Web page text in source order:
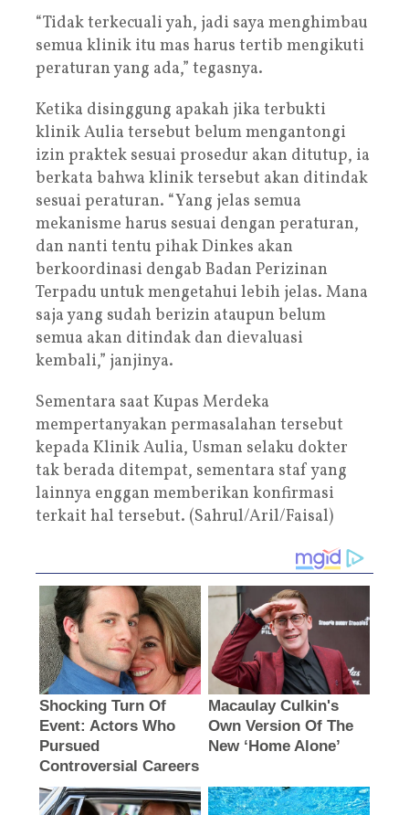
“Tidak terkecuali yah, jadi saya menghimbau
semua klinik itu mas harus tertib mengikuti
peraturan yang ada,” tegasnya.
Ketika disinggung apakah jika terbukti
klinik Aulia tersebut belum mengantongi
izin praktek sesuai prosedur akan ditutup, ia
berkata bahwa klinik tersebut akan ditindak
sesuai peraturan. “Yang jelas semua
mekanisme harus sesuai dengan peraturan,
dan nanti tentu pihak Dinkes akan
berkoordinasi dengab Badan Perizinan
Terpadu untuk mengetahui lebih jelas. Mana
saja yang sudah berizin ataupun belum
semua akan ditindak dan dievaluasi
kembali,” janjinya.
Sementara saat Kupas Merdeka
mempertanyakan permasalahan tersebut
kepada Klinik Aulia, Usman selaku dokter
tak berada ditempat, sementara staf yang
lainnya enggan memberikan konfirmasi
terkait hal tersebut. (Sahrul/Aril/Faisal)